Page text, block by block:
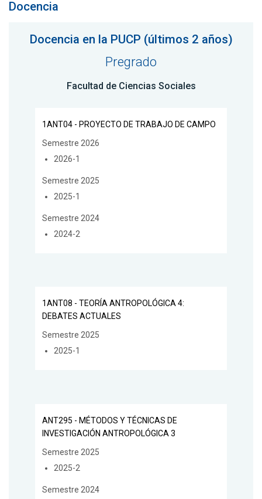
Docencia
Docencia en la PUCP (últimos 2 años)
Pregrado
Facultad de Ciencias Sociales
1ANT04 - PROYECTO DE TRABAJO DE CAMPO
Semestre 2026
2026-1
Semestre 2025
2025-1
Semestre 2024
2024-2
1ANT08 - TEORÍA ANTROPOLÓGICA 4:
DEBATES ACTUALES
Semestre 2025
2025-1
ANT295 - MÉTODOS Y TÉCNICAS DE
INVESTIGACIÓN ANTROPOLÓGICA 3
Semestre 2025
2025-2
Semestre 2024